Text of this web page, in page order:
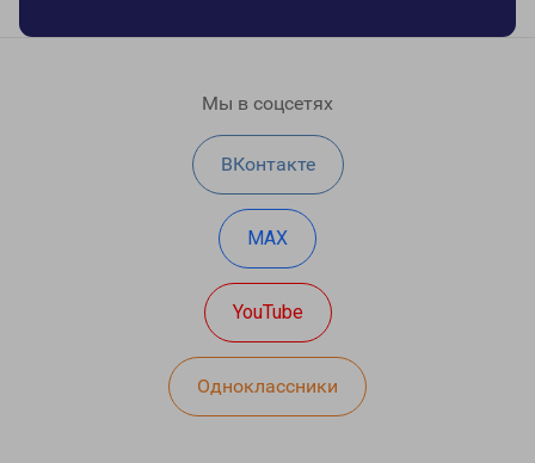
Мы в соцсетях
ВКонтакте
MAX
YouTube
Одноклассники